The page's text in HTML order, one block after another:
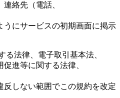
絡先（電話、
うにサービスの初期画面に掲示
る法律、電子取引基本法、
進等に関する法律、
しない範囲でこの規約を改定